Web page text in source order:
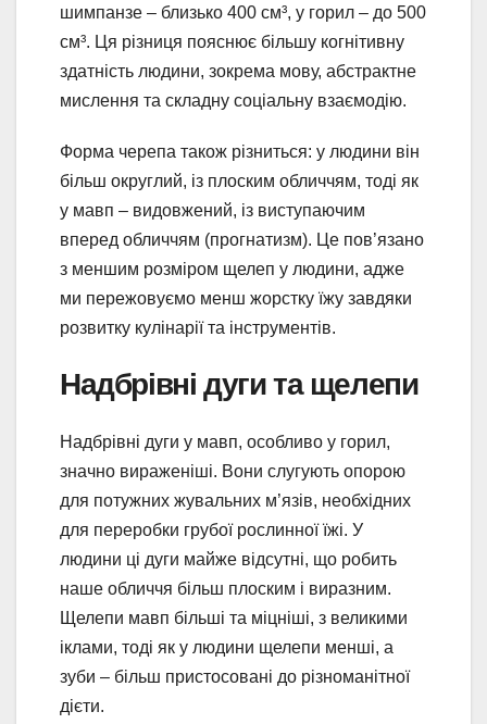
шимпанзе – близько 400 см³, у горил – до 500
см³. Ця різниця пояснює більшу когнітивну
здатність людини, зокрема мову, абстрактне
мислення та складну соціальну взаємодію.
Форма черепа також різниться: у людини він
більш округлий, із плоским обличчям, тоді як
у мавп – видовжений, із виступаючим
вперед обличчям (прогнатизм). Це пов’язано
з меншим розміром щелеп у людини, адже
ми пережовуємо менш жорстку їжу завдяки
розвитку кулінарії та інструментів.
Надбрівні дуги та щелепи
Надбрівні дуги у мавп, особливо у горил,
значно вираженіші. Вони слугують опорою
для потужних жувальних м’язів, необхідних
для переробки грубої рослинної їжі. У
людини ці дуги майже відсутні, що робить
наше обличчя більш плоским і виразним.
Щелепи мавп більші та міцніші, з великими
іклами, тоді як у людини щелепи менші, а
зуби – більш пристосовані до різноманітної
дієти.